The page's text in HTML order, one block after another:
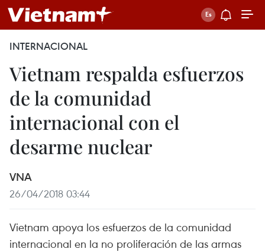
INTERNACIONAL
Vietnam respalda esfuerzos
de la comunidad
internacional con el
desarme nuclear
VNA
26/04/2018 03:44
Vietnam apoya los esfuerzos de la comunidad
internacional en la no proliferación de las armas